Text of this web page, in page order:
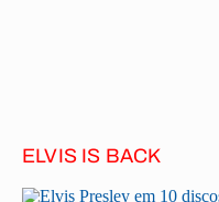
ELVIS IS BACK